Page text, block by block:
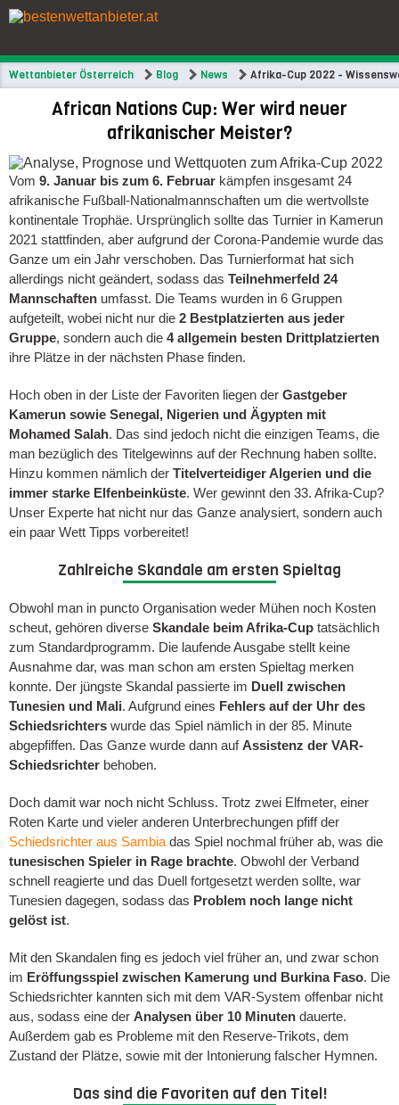
Wettanbieter Österreich Blog News Afrika-Cup 2022 -
African Nations Cup: Wer wird neuer
afrikanischer Meister?
Vom 9. Januar bis zum 6. Februar kämpfen insgesamt 24
afrikanische Fußball-Nationalmannschaften um die wertvollste
kontinentale Trophäe. Ursprünglich sollte das Turnier in Kamerun
2021 stattfinden, aber aufgrund der Corona-Pandemie wurde das
Ganze um ein Jahr verschoben. Das Turnierformat hat sich
allerdings nicht geändert, sodass das Teilnehmerfeld 24
Mannschaften umfasst. Die Teams wurden in 6 Gruppen
aufgeteilt, wobei nicht nur die 2 Bestplatzierten aus jeder
Gruppe, sondern auch die 4 allgemein besten Drittplatzierten
ihre Plätze in der nächsten Phase finden.
Hoch oben in der Liste der Favoriten liegen der Gastgeber
Kamerun sowie Senegal, Nigerien und Ägypten mit
Mohamed Salah. Das sind jedoch nicht die einzigen Teams, die
man bezüglich des Titelgewinns auf der Rechnung haben sollte.
Hinzu kommen nämlich der Titelverteidiger Algerien und die
immer starke Elfenbeinküste. Wer gewinnt den 33. Afrika-Cup?
Unser Experte hat nicht nur das Ganze analysiert, sondern auch
ein paar Wett Tipps vorbereitet!
Zahlreiche Skandale am ersten Spieltag
Obwohl man in puncto Organisation weder Mühen noch Kosten
scheut, gehören diverse Skandale beim Afrika-Cup tatsächlich
zum Standardprogramm. Die laufende Ausgabe stellt keine
Ausnahme dar, was man schon am ersten Spieltag merken
konnte. Der jüngste Skandal passierte im Duell zwischen
Tunesien und Mali. Aufgrund eines Fehlers auf der Uhr des
Schiedsrichters wurde das Spiel nämlich in der 85. Minute
abgepfiffen. Das Ganze wurde dann aufAssistenz der VAR-
Schiedsrichter behoben.
Doch damit war noch nicht Schluss. Trotz zwei Elfmeter, einer
Roten Karte und vieler anderen Unterbrechungen pfiff der
Schiedsrichter aus Sambia das Spiel nochmal früher ab, was die
tunesischen Spieler in Rage brachte. Obwohl der Verband
schnell reagierte und das Duell fortgesetzt werden sollte, war
Tunesien dagegen, sodass das Problem noch lange nicht
gelöst ist.
Mit den Skandalen fing es jedoch viel früher an, und zwar schon
im Eröffungsspiel zwischen Kamerung und Burkina Faso. Die
Schiedsrichter kannten sich mit dem VAR-System offenbar nicht
aus, sodass eine der Analysen über 10 Minuten dauerte.
Außerdem gab es Probleme mit den Reserve-Trikots, dem
Zustand der Plätze, sowie mit der Intonierung falscher Hymnen.
Das sind die Favoriten auf den Titel!